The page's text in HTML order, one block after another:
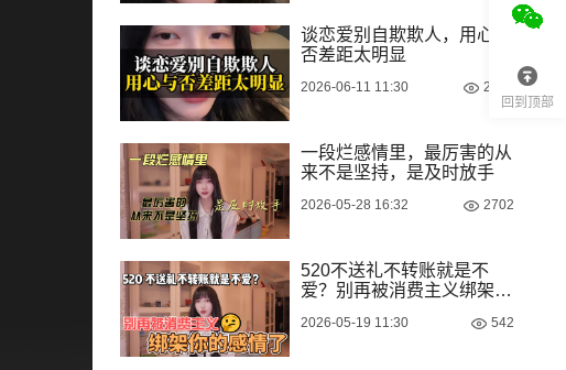
谈恋爱别自欺欺人，用心与
否差距太明显
2026-06-11 11:30 2706
一段烂感情里，最厉害的从
来不是坚持，是及时放手
2026-05-28 16:32 2702
520不送礼不转账就是不
爱？别再被消费主义绑架你
2026-05-19 11:30 542
回到顶部